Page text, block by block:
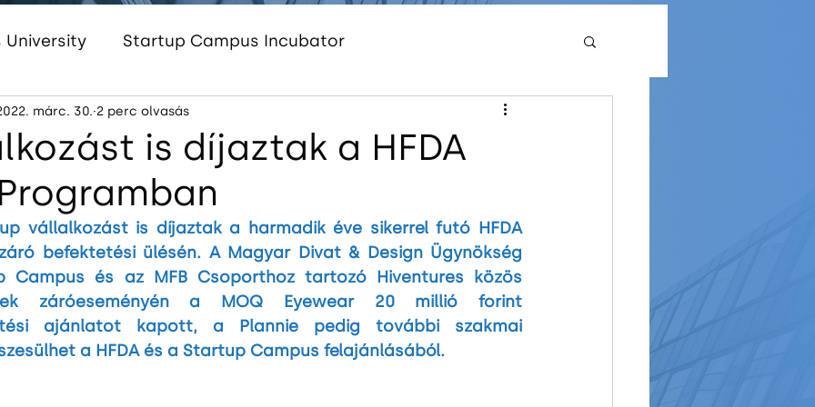
Startup Campus Incubator
Startup Campus Women
InnoEnergy HUB Hungary
is díjaztak a HFDA
márc. 30. 2 perc olvasás
vállalkozást is díjaztak a harmadik éve sikerrel futó HFDA
befektetési ülésén. A Magyar Divat & Design Ügynökség
Campus és az MFB Csoporthoz tartozó Hiventures közös
záróeseményén a MOQ Eyewear 20 millió forint
ajánlatot kapott, a Plannie pedig további szakmai
a HFDA és a Startup Campus felajánlásából.